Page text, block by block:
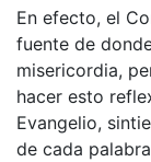
En efecto, el
fuente de
misericordia,
hacer esto
Evangelio,
de cada